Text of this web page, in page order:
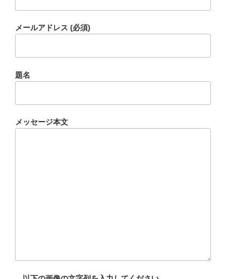
メールアドレス (必須)
題名
メッセージ本文